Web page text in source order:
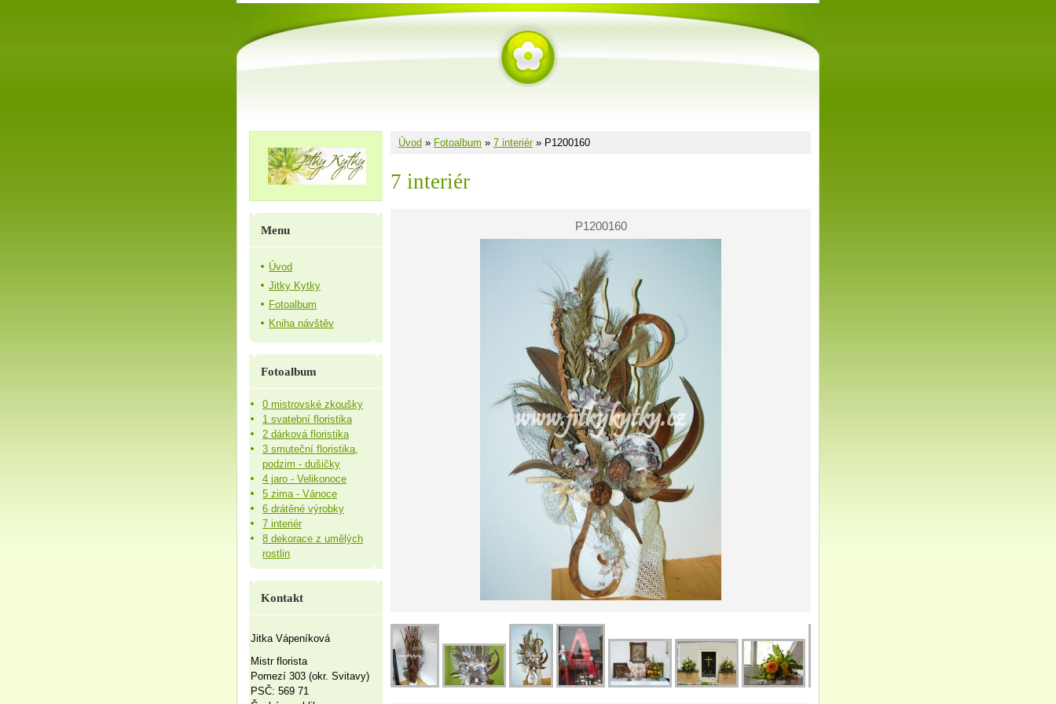
Úvod » Fotoalbum » 7 interiér» P1200160
7 interiér
P1200160
Menu
Úvod
Jitky Kytky
Fotoalbum
Kniha návštěv
Fotoalbum
0 mistrovské zkoušky
1 svatební floristika
2 dárková floristika
3 smuteční floristika,
podzim - dušičky
4 jaro - Velikonoce
5 zima - Vánoce
6 drátěné výrobky
7 interiér
8 dekorace z umělých
rostlin
Kontakt
Jitka Vápeníková
Mistr florista
Pomezí 303 (okr. Svitavy)
PSČ: 569 71